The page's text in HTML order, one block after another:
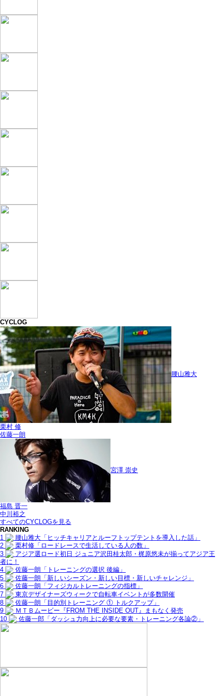
CYCLOG
腰山雅大
栗村 修
佐藤一朗
宮澤 崇史
福島 晋一
中川裕之
すべてのCYCLOGを見る
RANKING
1
腰山雅大「ヒッチキャリアとルーフトップテントを導入した話」
2
栗村修「ロードレースで生活している人の数」
3
アジア選ロード初日 ジュニア沢田桂太郎・梶原悠未が揃ってアジア王
者に！
4
佐藤一朗「トレーニングの選択 後編」
5
佐藤一朗「新しいシーズン・新しい目標・新しいチャレンジ」
6
佐藤一朗「フィジカルトレーニングの指標」
7
東京デザイナーズウィークで自転車イベントが多数開催
8
佐藤一朗「目的別トレーニング ① トルクアップ」
9
ＭＴＢムービー『FROM THE INSIDE OUT』まもなく発売
10
佐藤一郎「ダッシュ力向上に必要な要素・トレーニング各論②」